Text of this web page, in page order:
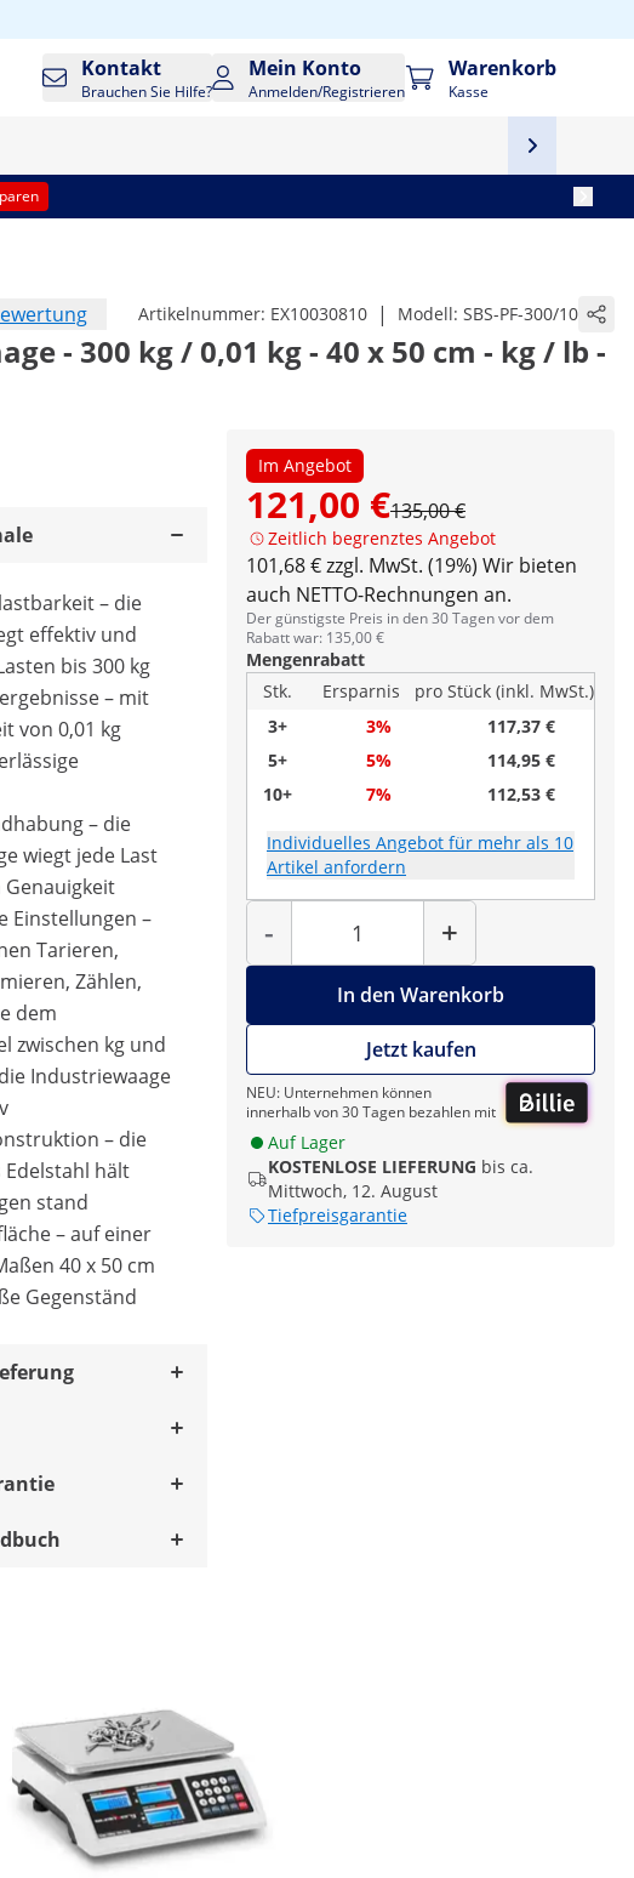
Kontakt
Brauchen Sie Hilfe?
Mein Konto
Anmelden/Registrieren
Warenkorb
Kasse
Artikelnummer: EX10030810 | Modell: SBS-PF-300/10
- 300 kg / 0,01 kg - 40 x 50 cm - kg / lb -
Im Angebot
121,00 €135,00 €
Zeitlich begrenztes Angebot
101,68 € zzgl. MwSt. (19%) Wir bieten
auch NETTO-Rechnungen an.
Der günstigste Preis in den 30 Tagen vor dem
Rabatt war: 135,00 €
Mengenrabatt
Stk.
Ersparnis
pro Stück (inkl. MwSt.)
3+
3%
117,37 €
5+
5%
114,95 €
10+
7% 112,53 €
Individuelles Angebot für mehr als 10
Artikel anfordern
-
Menge
+
In den Warenkorb
Jetzt kaufen
NEU: Unternehmen können
innerhalb von 30 Tagen bezahlen mit
Auf Lager
KOSTENLOSE LIEFERUNG bis ca.
Mittwoch, 12. August
Tiefpreisgarantie
– die
effektiv und
bis 300 kg
– mit
von 0,01 kg
– die
wiegt jede Last
Einstellungen –
Tarieren,
Zählen,
dem
zwischen kg und
Industriewaage
– die
Edelstahl hält
stand
– auf einer
40 x 50 cm
Gegenständ